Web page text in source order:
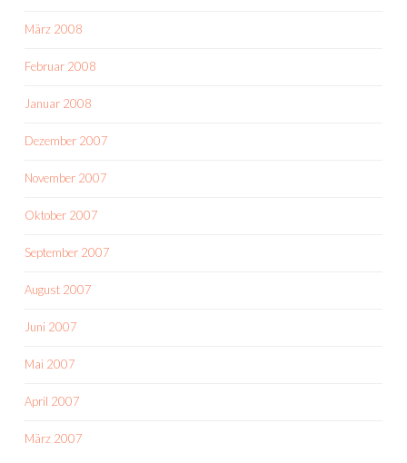
März 2008
Februar 2008
Januar 2008
Dezember 2007
November 2007
Oktober 2007
September 2007
August 2007
Juni 2007
Mai 2007
April 2007
März 2007